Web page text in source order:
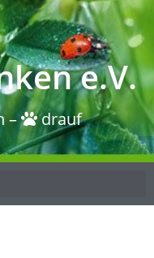
e.V.
– drauf